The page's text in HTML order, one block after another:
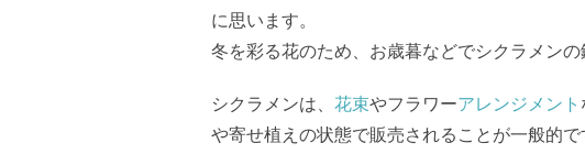
に思います。
冬を彩る花のため、お歳暮などでシクラメンの
シクラメンは、 花束やフラワーアレンジメント
や寄せ植えの状態で販売されることが一般的で